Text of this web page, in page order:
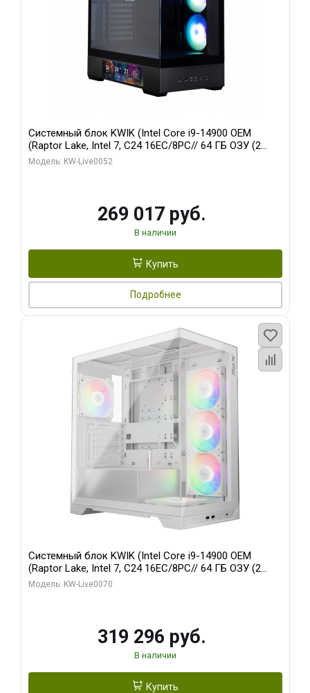
Системный блок KWIK (Intel Core i9-14900 OEM
(Raptor Lake, Intel 7, C24 16EC/8PC// 64 ГБ ОЗУ (2
модуля)/ Palit RTX5080 GAMINGPRO OC 16GB GDDR7
Модель: KW-Live0052
269 017 руб.
В наличии
Купить
Подробнее
Системный блок KWIK (Intel Core i9-14900 OEM
(Raptor Lake, Intel 7, C24 16EC/8PC// 64 ГБ ОЗУ (2
модуля)/ Gigabyte RTX5080 XTREME WATERFORCE
Модель: KW-Live0070
319 296 руб.
В наличии
Купить